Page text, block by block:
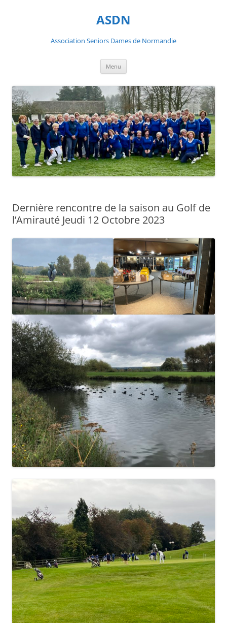
ASDN
Association Seniors Dames de Normandie
Menu
Dernière rencontre de la saison au Golf de
l’Amirauté Jeudi 12 Octobre 2023